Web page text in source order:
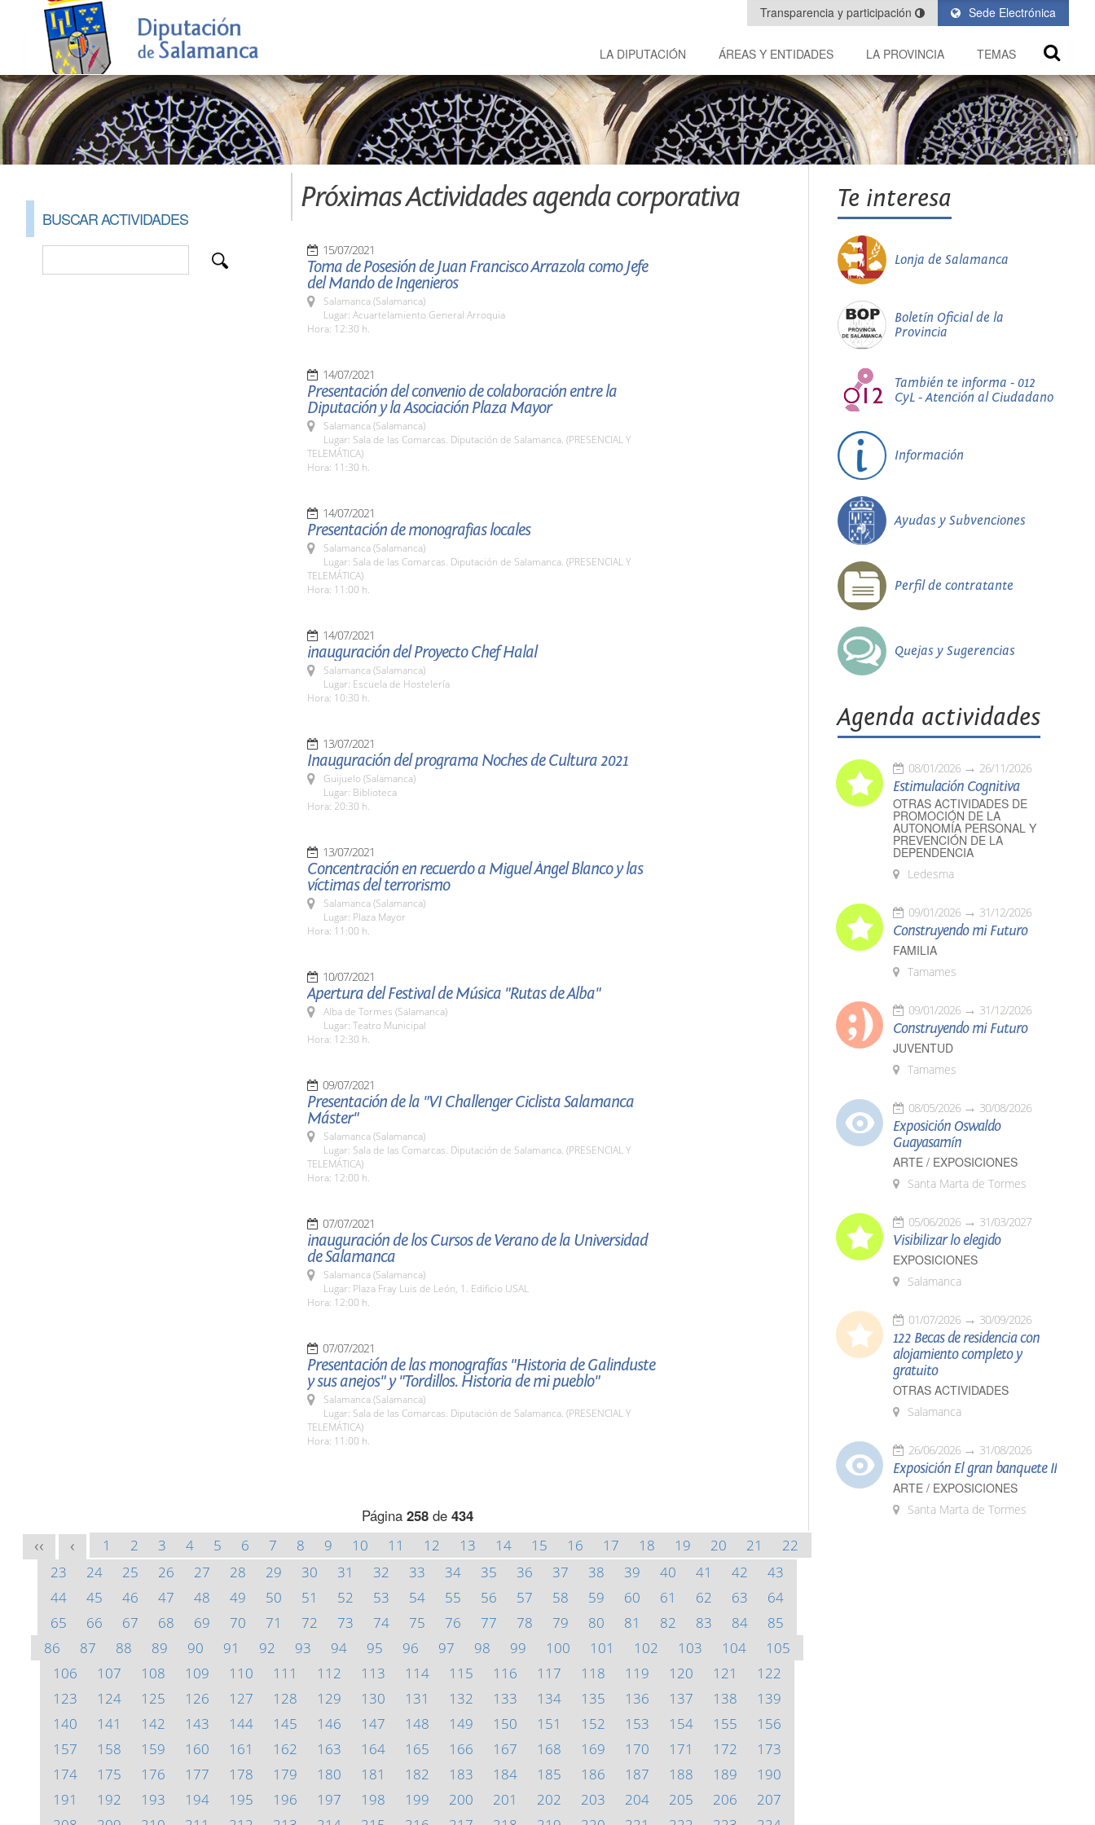
Sede Electrónica
Transparencia y participación
LA DIPUTACIÓN ÁREAS Y ENTIDADES LA PROVINCIA TEMAS
BUSCAR ACTIVIDADES
Próximas Actividades agenda corporativa
15/07/2021
Toma de Posesión de Juan Francisco Arrazola como Jefe
del Mando de Ingenieros
Salamanca (Salamanca)
Lugar: Acuartelamiento General Arroquia
Hora: 12:30 h.
14/07/2021
Presentación del convenio de colaboración entre la
Diputación y la Asociación Plaza Mayor
Salamanca (Salamanca)
Lugar: Sala de las Comarcas. Diputación de Salamanca. (PRESENCIAL Y
TELEMÁTICA)
Hora: 11:30 h.
14/07/2021
Presentación de monografias locales
Salamanca (Salamanca)
Lugar: Sala de las Comarcas. Diputación de Salamanca. (PRESENCIAL Y
TELEMÁTICA)
Hora: 11:00 h.
14/07/2021
inauguración del Proyecto Chef Halal
Salamanca (Salamanca)
Lugar: Escuela de Hostelería
Hora: 10:30 h.
13/07/2021
Inauguración del programa Noches de Cultura 2021
Guijuelo (Salamanca)
Lugar: Biblioteca
Hora: 20:30 h.
13/07/2021
Concentración en recuerdo a Miguel Ángel Blanco y las
víctimas del terrorismo
Salamanca (Salamanca)
Lugar: Plaza Mayor
Hora: 11:00 h.
10/07/2021
Apertura del Festival de Música "Rutas de Alba"
Alba de Tormes (Salamanca)
Lugar: Teatro Municipal
Hora: 12:30 h.
09/07/2021
Presentación de la "VI Challenger Ciclista Salamanca
Máster"
Salamanca (Salamanca)
Lugar: Sala de las Comarcas. Diputación de Salamanca. (PRESENCIAL Y
TELEMÁTICA)
Hora: 12:00 h.
07/07/2021
inauguración de los Cursos de Verano de la Universidad
de Salamanca
Salamanca (Salamanca)
Lugar: Plaza Fray Luis de León, 1. Edificio USAL
Hora: 12:00 h.
07/07/2021
Presentación de las monografías "Historia de Galinduste
y sus anejos" y "Tordillos. Historia de mi pueblo"
Salamanca (Salamanca)
Lugar: Sala de las Comarcas. Diputación de Salamanca. (PRESENCIAL Y
TELEMÁTICA)
Hora: 11:00 h.
Página 258de 434
<< < 1 2 3 4 5 6 7 8 9 10 11 12 13 14 15 16 17 18 19 20 21
22
23
24 25 26 27 28 29 30 31 32 33 34 35 36 37 38 39 40 41 42
43
44
45 46 47 48 49 50 51 52 53 54 55 56 57 58 59 60 61 62 63
64
65
66 67 68 69 70 71 72 73 74 75 76 77 78 79 80 81 82 83 84
85
86
87 88 89 90 91 92 93 94 95 96 97 98 99 100 101 102 103 104
105
106
107 108 109 110 111 112 113 114 115 116 117 118 119 120 121
122
123
124 125 126 127 128 129 130 131 132 133 134 135 136 137 138
139
140
141 142 143 144 145 146 147 148 149 150 151 152 153 154 155
156
157
158 159 160 161 162 163 164 165 166 167 168 169 170 171 172
173
174
175 176 177 178 179 180 181 182 183 184 185 186 187 188 189
190
191
192 193 194 195 196 197 198 199 200 201 202 203 204 205 206
207
Te interesa
Lonja de Salamanca
Boletín Oficial de la
Provincia
También te informa - 012
CyL - Atención al Ciudadano
Información
Ayudas y Subvenciones
Perfil de contratante
Quejas y Sugerencias
Agenda actividades
08/01/2026 26/11/2026
Estimulación Cognitiva
OTRAS ACTIVIDADES DE
PROMOCIÓN DE LA
AUTONOMÍA PERSONAL Y
PREVENCIÓN DE LA
DEPENDENCIA
Ledesma
09/01/2026 31/12/2026
Construyendo mi Futuro
FAMILIA
Tamames
09/01/2026 31/12/2026
Construyendo mi Futuro
JUVENTUD
Tamames
08/05/2026 30/08/2026
Exposición Oswaldo
Guayasamín
ARTE / EXPOSICIONES
Santa Marta de Tormes
05/06/2026 31/03/2027
Visibilizar lo elegido
EXPOSICIONES
Salamanca
01/07/2026 30/09/2026
122 Becas de residencia con
alojamiento completo y
gratuito
OTRAS ACTIVIDADES
Salamanca
26/06/2026 31/08/2026
Exposición El gran banquete II
ARTE / EXPOSICIONES
Santa Marta de Tormes